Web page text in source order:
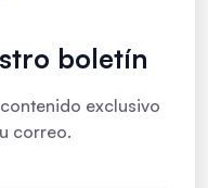
boletín
exclusivo
correo.